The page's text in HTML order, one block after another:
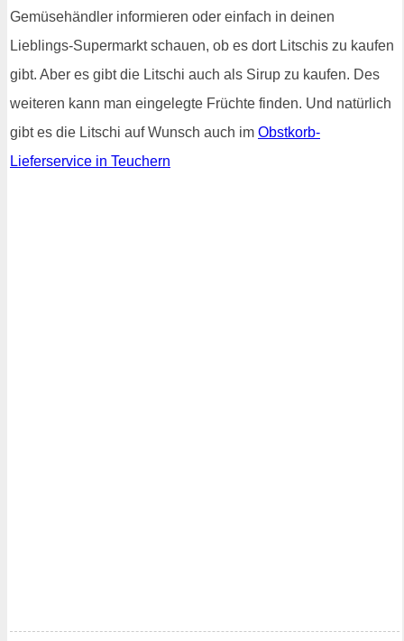
Gemüsehändler informieren oder einfach in deinen
Lieblings-Supermarkt schauen, ob es dort Litschis zu kaufen
gibt. Aber es gibt die Litschi auch als Sirup zu kaufen. Des
weiteren kann man eingelegte Früchte finden. Und natürlich
gibt es die Litschi auf Wunsch auch im Obstkorb-
Lieferservice in Teuchern